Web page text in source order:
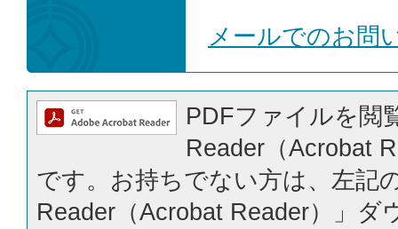
メールでのお問
PDFファイルを閲
Reader（Acrobat
です。お持ちでない方は、左記
Reader（Acrobat Reader）」ダ